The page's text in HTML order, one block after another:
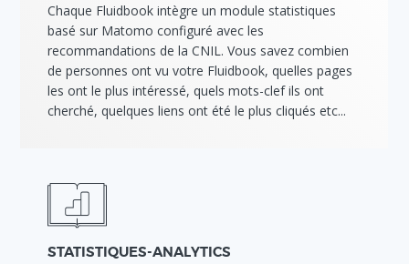
Chaque Fluidbook intègre un module statistiques
basé sur Matomo configuré avec les
recommandations de la CNIL. Vous savez combien
de personnes ont vu votre Fluidbook, quelles pages
les ont le plus intéressé, quels mots-clef ils ont
cherché, quelques liens ont été le plus cliqués etc...
STATISTIQUES-ANALYTICS